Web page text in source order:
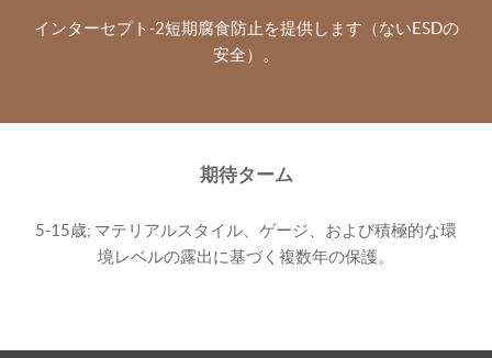
インターセプト-2短期腐食防止を提供します（ないESDの
安全）。
期待ターム
5-15歳; マテリアルスタイル、ゲージ、および積極的な環
境レベルの露出に基づく複数年の保護。